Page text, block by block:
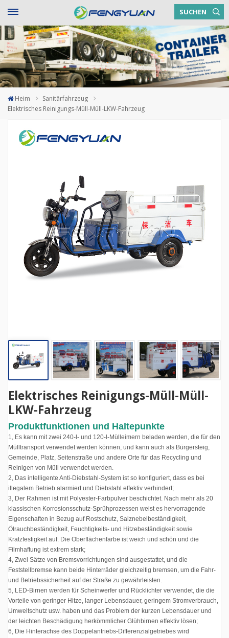
SUCHEN
Heim
Sanitärfahrzeug
Elektrisches Reinigungs-Müll-Müll-LKW-Fahrzeug
Elektrisches Reinigungs-Müll-Müll-
LKW-Fahrzeug
Produktfunktionen und Haltepunkte
1, Es kann mit zwei 240-l- und 120-l-Mülleimern beladen werden, die für den
Mülltransport verwendet werden können, und kann auch als Bürgersteig,
Gemeinde, Platz, Seitenstraße und andere Orte für das Recycling und
Reinigen von Müll verwendet werden.
2, Das intelligente Anti-Diebstahl-System ist so konfiguriert, dass es bei
illegalem Betrieb alarmiert und Diebstahl effektiv verhindert;
3, Der Rahmen ist mit Polyester-Farbpulver beschichtet. Nach mehr als 20
klassischen Korrosionsschutz-Sprühprozessen weist es hervorragende
Eigenschaften in Bezug auf Rostschutz, Salznebelbeständigkeit,
Ölrauchbeständigkeit, Feuchtigkeits- und Hitzebeständigkeit sowie
Kratzfestigkeit auf. Die Oberflächenfarbe ist weich und schön und die
Filmhaftung ist extrem stark;
4, Zwei Sätze von Bremsvorrichtungen sind ausgestattet, und die
Feststellbremse kann beide Hinterräder gleichzeitig bremsen, um die Fahr-
und Betriebssicherheit auf der Straße zu gewährleisten.
5, LED-Birnen werden für Scheinwerfer und Rücklichter verwendet, die die
Vorteile von geringer Hitze, langer Lebensdauer, geringem Stromverbrauch,
Umweltschutz usw. haben und das Problem der kurzen Lebensdauer und
der leichten Beschädigung herkömmlicher Glühbirnen effektiv lösen;
6, Die Hinterachse des Doppelantriebs-Differenzialgetriebes wird